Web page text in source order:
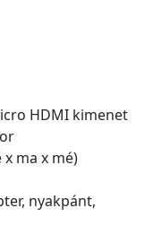
HDMI kimenet
x ma x mé)
nyakpánt,